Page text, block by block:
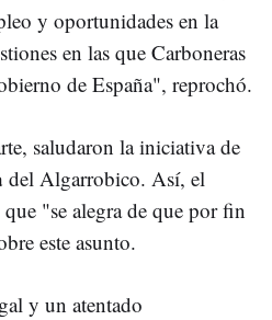
y oportunidades en la
en las que Carboneras
de España", reprochó.
saludaron la iniciativa de
del Algarrobico. Así, el
"se alegra de que por fin
este asunto.
y un atentado